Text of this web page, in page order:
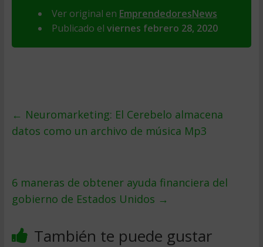
Ver original en EmprendedoresNews
Publicado el viernes febrero 28, 2020
← Neuromarketing: El Cerebelo almacena
datos como un archivo de música Mp3
6 maneras de obtener ayuda financiera del
gobierno de Estados Unidos →
También te puede gustar